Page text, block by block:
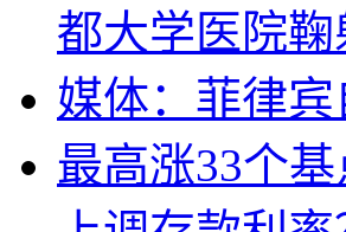
都大学医院鞠
媒体：菲律宾
最高涨33个